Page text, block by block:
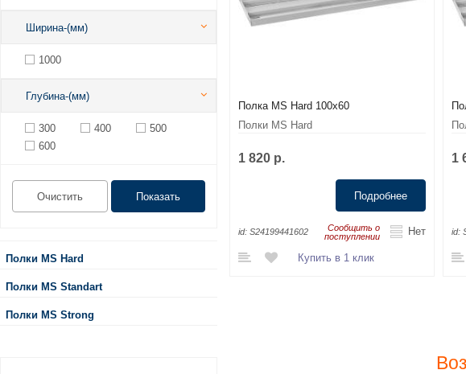
Ширина-(мм)
1000
Глубина-(мм)
300 400
500
600
Полки MS Hard
Полки MS Standart
Полки MS Strong
Полка MS Hard 100x60
Полки MS Hard
1 820 р.
Подробнее
id: S24199441602
Сообщить о
поступлении
Нет
Купить в 1 клик
1
id: